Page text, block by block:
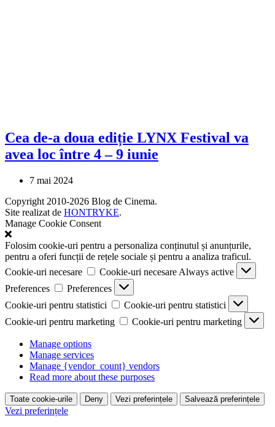
Cea de-a doua ediție LYNX Festival va
avea loc între 4 – 9 iunie
7 mai 2024
Copyright 2010-2026 Blog de Cinema.
Site realizat de HONTRYKE.
Manage Cookie Consent
Folosim cookie-uri pentru a personaliza conținutul și anunțurile,
pentru a oferi funcții de rețele sociale și pentru a analiza traficul.
Cookie-uri necesare
Cookie-uri necesare Always active
Preferences
Preferences
Cookie-uri pentru statistici
Cookie-uri pentru statistici
Cookie-uri pentru marketing
Cookie-uri pentru marketing
Manage options
Manage services
Manage {vendor_count} vendors
Read more about these purposes
Toate cookie-urile Deny Vezi preferințele Salvează preferințele
Vezi preferințele